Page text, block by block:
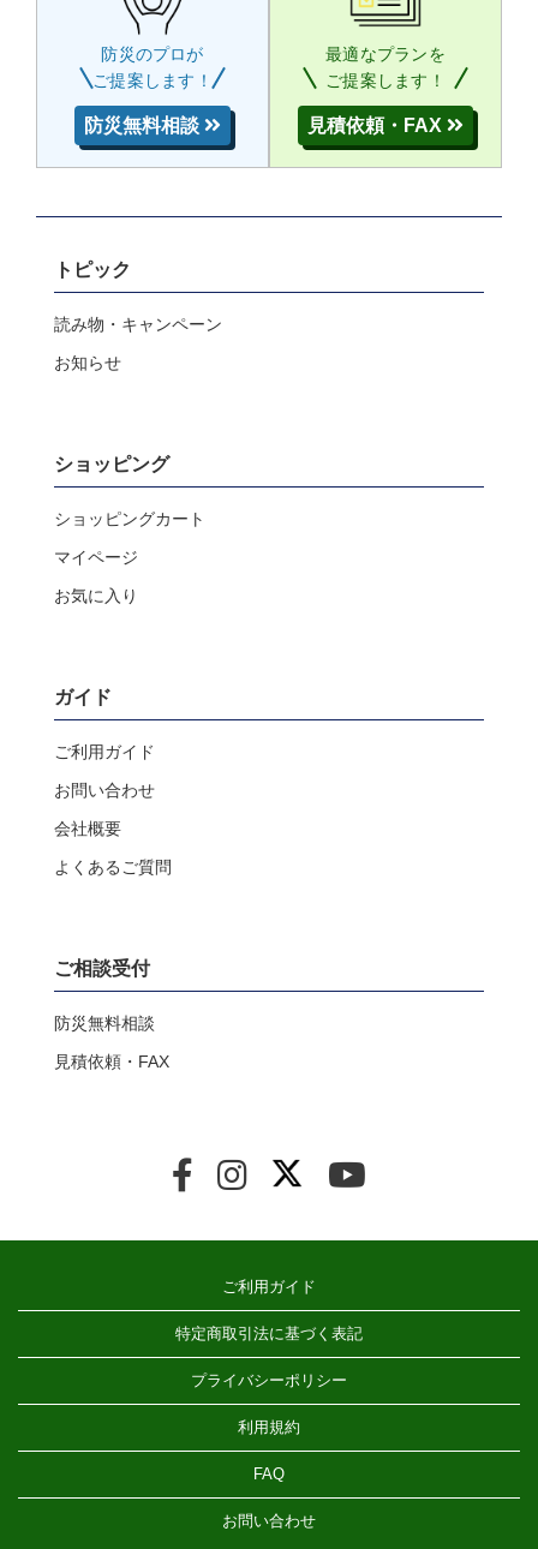
防災のプロが
ご提案します！
防災無料相談
最適なプランを
ご提案します！
見積依頼・FAX
トピック
読み物・キャンペーン
お知らせ
ショッピング
ショッピングカート
マイページ
お気に入り
ガイド
ご利用ガイド
お問い合わせ
会社概要
よくあるご質問
ご相談受付
防災無料相談
見積依頼・FAX
ご利用ガイド
特定商取引法に基づく表記
プライバシーポリシー
利用規約
FAQ
お問い合わせ